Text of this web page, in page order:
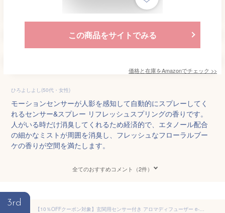
この商品をサイトでみる
価格と在庫をAmazonでチェック >>
ひろよしよし(50代・女性)
モーションセンサーが人影を感知して自動的にスプレーしてく
れるセンサー&スプレー リフレッシュスプリングの香りです。
人がいる時だけ消臭してくれるため経済的で、エタノール配合
の細かなミストが周囲を消臭し、フレッシュなフローラルブー
ケの香りが空間を満たします。
全てのおすすめコメント（2件）
3rd
【10％OFFクーポン対象】玄関用センサー付き アロマディフューザー e-mist (イーミスト) 専用エッセンシャルミスト セット 玄関 エントランス アロマ 天然アロマ 精油 ディフューザー 芳香剤 軽量 コンパクト 水を使わない 水なし 電池式 コードレス 人感センサー